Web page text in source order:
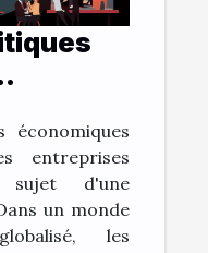
économiques
entreprises
d'une
un monde
les